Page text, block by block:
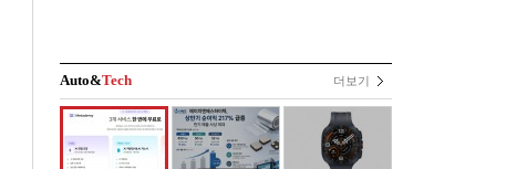
Auto&Tech 더보기